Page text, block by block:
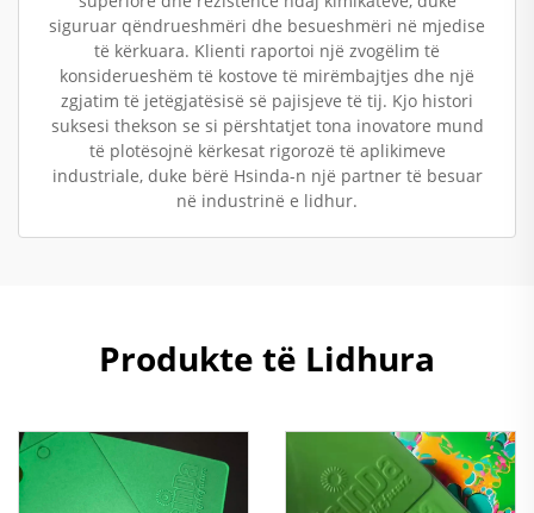
siguruar qëndrueshmëri dhe besueshmëri në mjedise
të kërkuara. Klienti raportoi një zvogëlim të
konsiderueshëm të kostove të mirëmbajtjes dhe një
zgjatim të jetëgjatësisë së pajisjeve të tij. Kjo histori
suksesi thekson se si përshtatjet tona inovatore mund
të plotësojnë kërkesat rigorozë të aplikimeve
industriale, duke bërë Hsinda-n një partner të besuar
në industrinë e lidhur.
Produkte të Lidhura